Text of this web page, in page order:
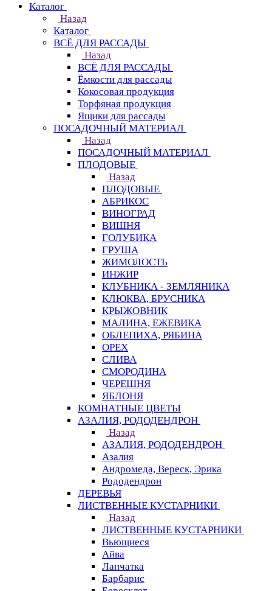
Каталог
Назад
Каталог
ВСЁ ДЛЯ РАССАДЫ
Назад
ВСЁ ДЛЯ РАССАДЫ
Ёмкости для рассады
Кокосовая продукция
Торфяная продукция
Ящики для рассады
ПОСАДОЧНЫЙ МАТЕРИАЛ
Назад
ПОСАДОЧНЫЙ МАТЕРИАЛ
ПЛОДОВЫЕ
Назад
ПЛОДОВЫЕ
АБРИКОС
ВИНОГРАД
ВИШНЯ
ГОЛУБИКА
ГРУША
ЖИМОЛОСТЬ
ИНЖИР
КЛУБНИКА - ЗЕМЛЯНИКА
КЛЮКВА, БРУСНИКА
КРЫЖОВНИК
МАЛИНА, ЕЖЕВИКА
ОБЛЕПИХА, РЯБИНА
ОРЕХ
СЛИВА
СМОРОДИНА
ЧЕРЕШНЯ
ЯБЛОНЯ
КОМНАТНЫЕ ЦВЕТЫ
АЗАЛИЯ, РОДОДЕНДРОН
Назад
АЗАЛИЯ, РОДОДЕНДРОН
Азалия
Андромеда, Вереск, Эрика
Рододендрон
ДЕРЕВЬЯ
ЛИСТВЕННЫЕ КУСТАРНИКИ
Назад
ЛИСТВЕННЫЕ КУСТАРНИКИ
Вьющиеся
Айва
Лапчатка
Барбарис